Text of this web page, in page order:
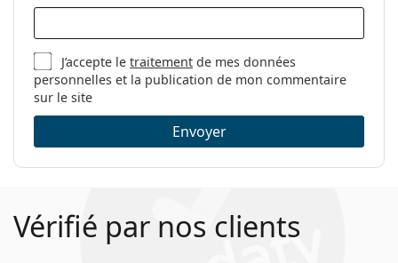
Sexe:
Pour femmes
Catégorie:
Lunettes de vue
Marque:
Prada
Code:
J’accepte letraitement de mes données
personnelles et la publication de mon commentaire
sur le site
Envoyer
Vérifié par nos clients